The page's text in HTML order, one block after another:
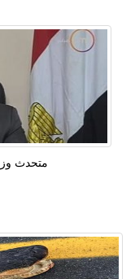
متحدث